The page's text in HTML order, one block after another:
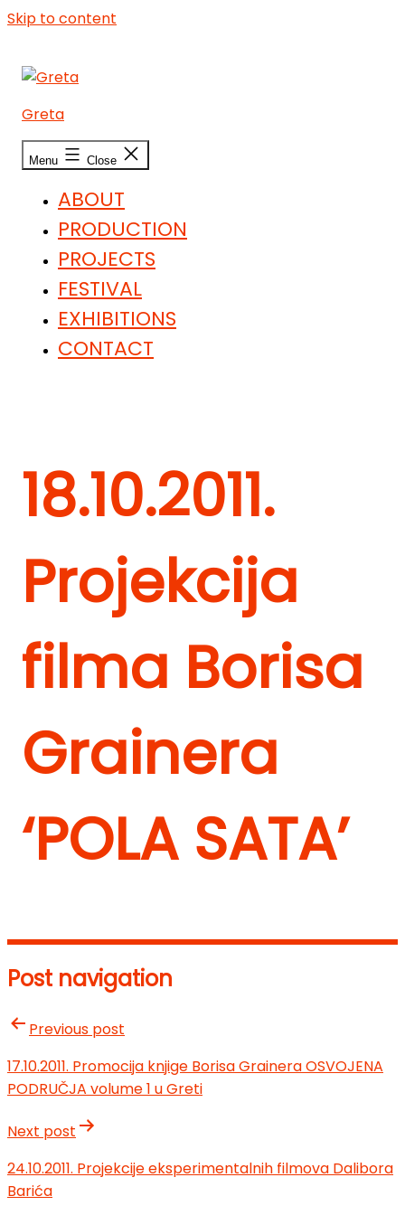
Skip to content
Greta
Menu Close
ABOUT
PRODUCTION
PROJECTS
FESTIVAL
EXHIBITIONS
CONTACT
18.10.2011.
Projekcija
filma Borisa
Grainera
‘POLA SATA’
Post navigation
Previous post
17.10.2011. Promocija knjige Borisa Grainera OSVOJENA
PODRUČJA volume 1 u Greti
Next post
24.10.2011. Projekcije eksperimentalnih filmova Dalibora
Barića